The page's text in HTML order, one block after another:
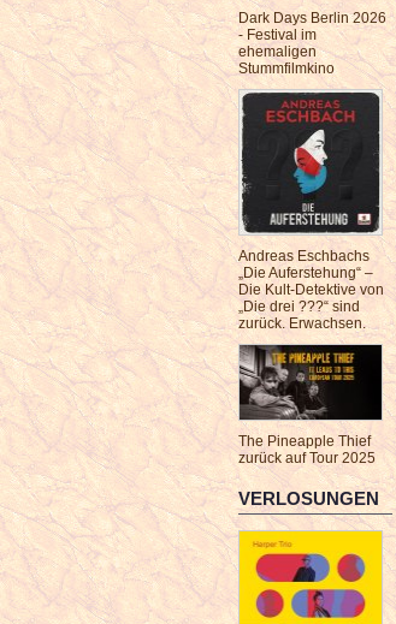
Dark Days Berlin 2026
- Festival im
ehemaligen
Stummfilmkino
Andreas Eschbachs
„Die Auferstehung“ –
Die Kult-Detektive von
„Die drei ???“ sind
zurück. Erwachsen.
The Pineapple Thief
zurück auf Tour 2025
VERLOSUNGEN